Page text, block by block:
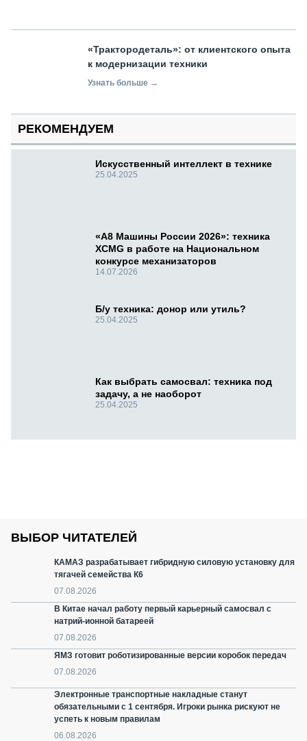
«Трактородеталь»: от клиентского опыта
к модернизации техники
Узнать больше →
РЕКОМЕНДУЕМ
Искусственный интеллект в технике
25.04.2025
«А8 Машины России 2026»: техника
XCMG в работе на Национальном
конкурсе механизаторов
14.07.2026
Б/у техника: донор или утиль?
25.04.2025
Как выбрать самосвал: техника под
задачу, а не наоборот
25.04.2025
ВЫБОР ЧИТАТЕЛЕЙ
КАМАЗ разрабатывает гибридную силовую установку для
тягачей семейства К6
07.08.2026
В Китае начал работу первый карьерный самосвал с
натрий-ионной батареей
07.08.2026
ЯМЗ готовит роботизированные версии коробок передач
07.08.2026
Электронные транспортные накладные станут
обязательными с 1 сентября. Игроки рынка рискуют не
успеть к новым правилам
06.08.2026